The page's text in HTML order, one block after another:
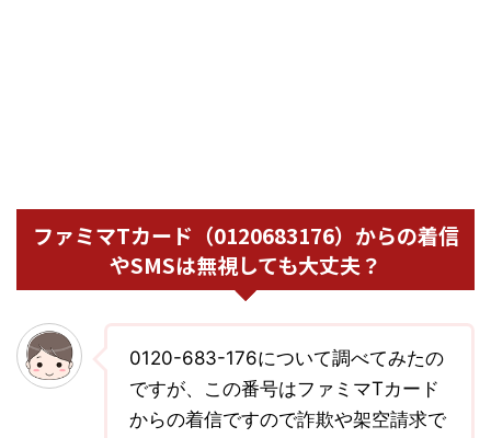
ファミマTカード（0120683176）からの着信
やSMSは無視しても大丈夫？
0120-683-176について調べてみたの
ですが、この番号はファミマTカード
からの着信ですので詐欺や架空請求で